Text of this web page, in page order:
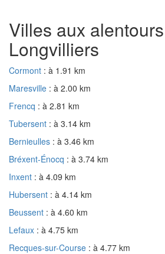
Villes aux
Longvilliers
Cormont : à 1.91 km
Maresville : à 2.00 km
Frencq : à 2.81 km
Tubersent : à 3.14 km
Bernieulles : à 3.46 km
Bréxent-Énocq : à 3.74 km
Inxent : à 4.09 km
Hubersent : à 4.14 km
Beussent : à 4.60 km
Lefaux : à 4.75 km
Recques-sur-Course : à 4.77 km